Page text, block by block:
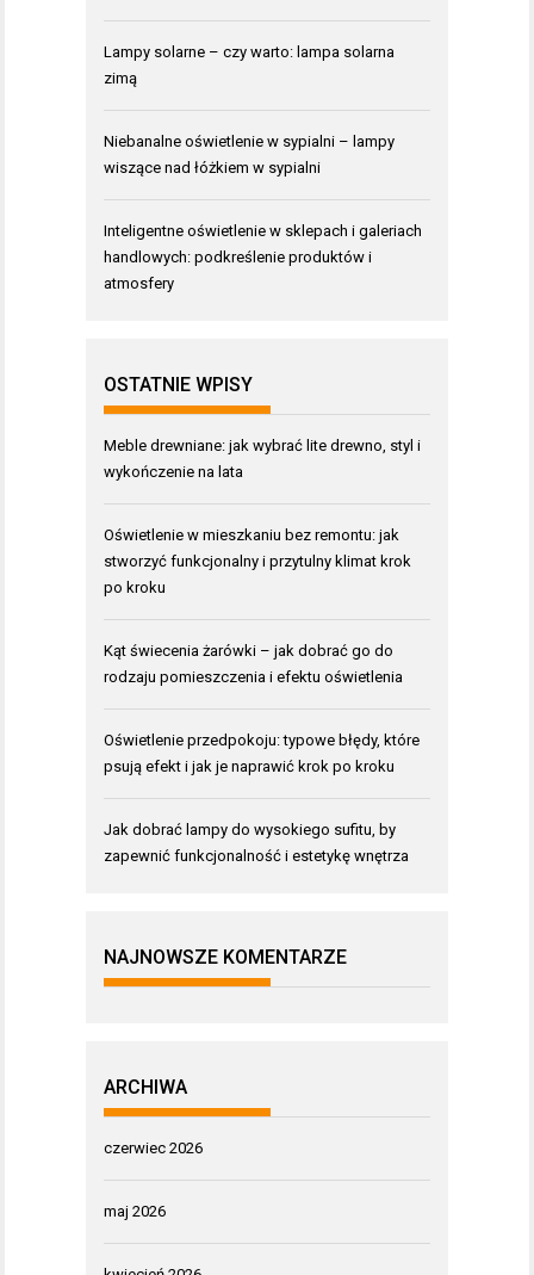
Lampy solarne – czy warto: lampa solarna
zimą
Niebanalne oświetlenie w sypialni – lampy
wiszące nad łóżkiem w sypialni
Inteligentne oświetlenie w sklepach i galeriach
handlowych: podkreślenie produktów i
atmosfery
OSTATNIE WPISY
Meble drewniane: jak wybrać lite drewno, styl i
wykończenie na lata
Oświetlenie w mieszkaniu bez remontu: jak
stworzyć funkcjonalny i przytulny klimat krok
po kroku
Kąt świecenia żarówki – jak dobrać go do
rodzaju pomieszczenia i efektu oświetlenia
Oświetlenie przedpokoju: typowe błędy, które
psują efekt i jak je naprawić krok po kroku
Jak dobrać lampy do wysokiego sufitu, by
zapewnić funkcjonalność i estetykę wnętrza
NAJNOWSZE KOMENTARZE
ARCHIWA
czerwiec 2026
maj 2026